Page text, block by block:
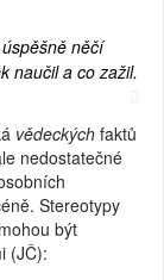
něčí
naučil a co zažil.
vědeckých faktů
nedostatečné
Stereotypy
být
(JČ):